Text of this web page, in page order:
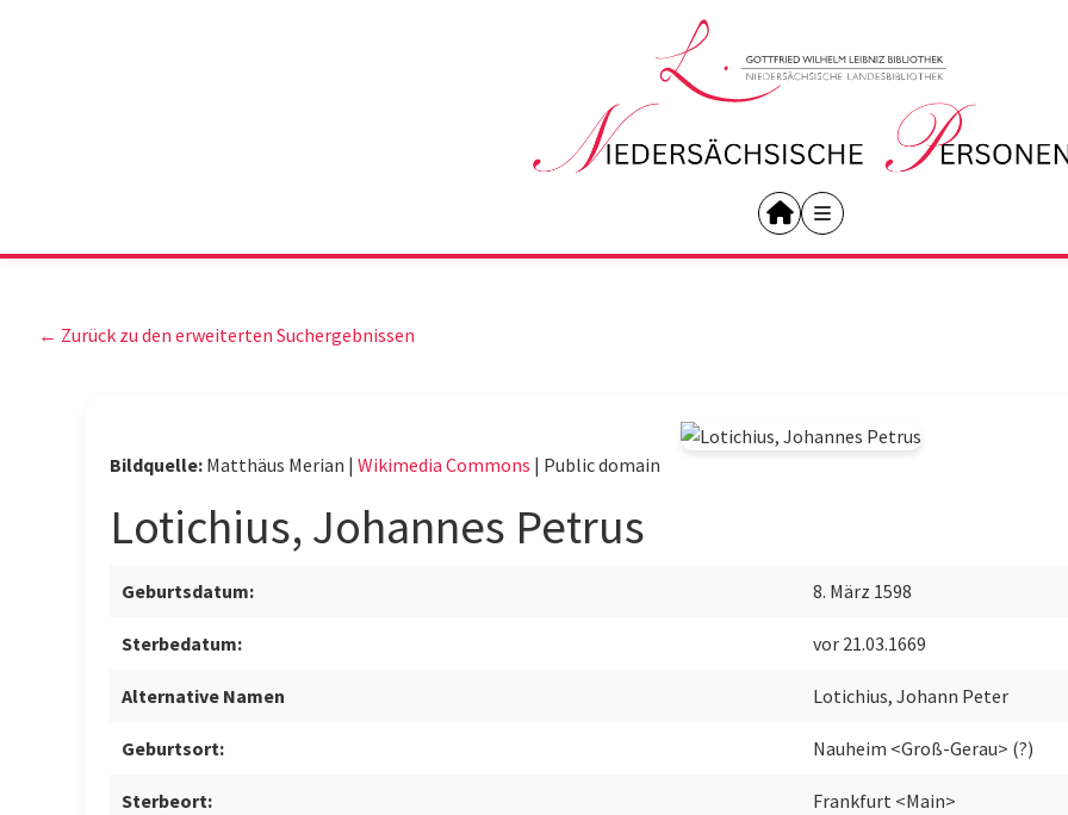
← Zurück zu den erweiterten Suchergebnissen
Lotichius, Johannes Petrus
Geburtsdatum: 8. März 1598
Sterbedatum: vor 21.03.1669
Alternative Namen Lotichius, Johann Peter
Geburtsort: Nauheim <Groß-Gerau> (?)
Sterbeort: Frankfurt <Main>
Bildquelle: Matthäus Merian | Wikimedia Commons | Public domain